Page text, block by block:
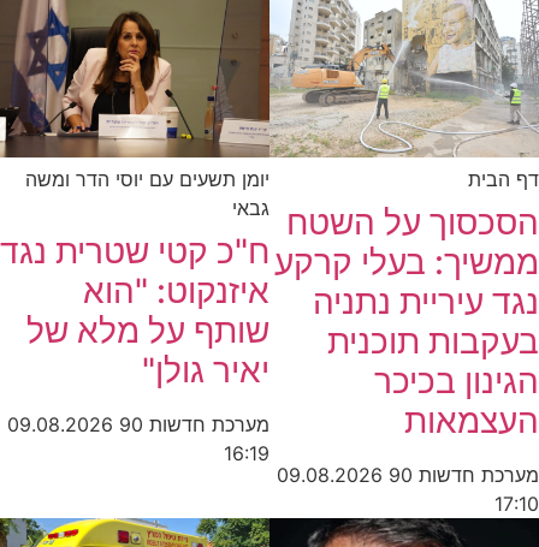
דף הבית
הסכסוך על השטח
ממשיך: בעלי קרקע
נגד עיריית נתניה
בעקבות תוכנית
הגינון בכיכר
העצמאות
מערכת חדשות 90
09.08.2026
17:10
יומן תשעים עם יוסי הדר ומשה
גבאי
ח"כ קטי שטרית נגד
איזנקוט: "הוא
שותף על מלא של
יאיר גולן"
מערכת חדשות 90
09.08.2026
16:19